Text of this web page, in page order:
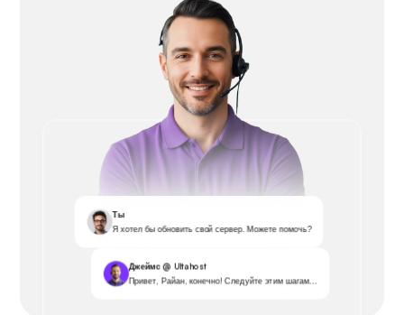
Ты
Я хотел бы обновить свой сервер. Можете помочь?
Джеймс @ Ultahost
Привет, Райан, конечно! Следуйте этим шагам...